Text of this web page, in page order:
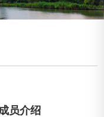
员介绍